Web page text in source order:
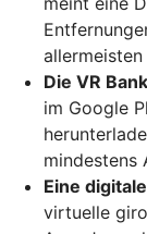
Die VR
im Google
mindestens
Eine
virtuelle